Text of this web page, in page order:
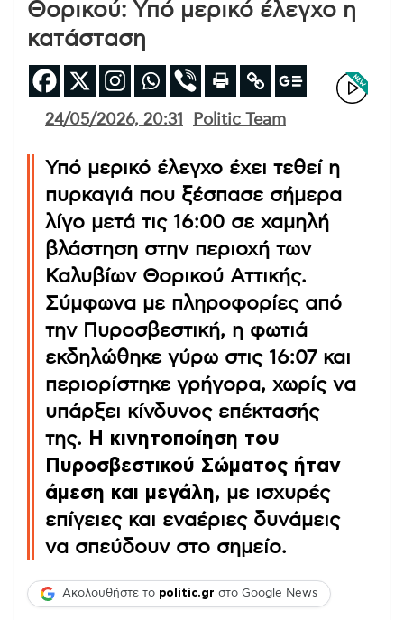
Θορικού: Υπό μερικό έλεγχο η
κατάσταση
24/05/2026, 20:31 Politic Team
Υπό μερικό έλεγχο έχει τεθεί η
πυρκαγιά που ξέσπασε σήμερα
λίγο μετά τις 16:00 σε χαμηλή
βλάστηση στην περιοχή των
Καλυβίων Θορικού Αττικής.
Σύμφωνα με πληροφορίες από
την Πυροσβεστική, η φωτιά
εκδηλώθηκε γύρω στις 16:07 και
περιορίστηκε γρήγορα, χωρίς να
υπάρξει κίνδυνος επέκτασής
της. Η κινητοποίηση του
Πυροσβεστικού Σώματος ήταν
άμεση και μεγάλη, με ισχυρές
επίγειες και εναέριες δυνάμεις
να σπεύδουν στο σημείο.
Ακολουθήστε το politic.gr στο Google News